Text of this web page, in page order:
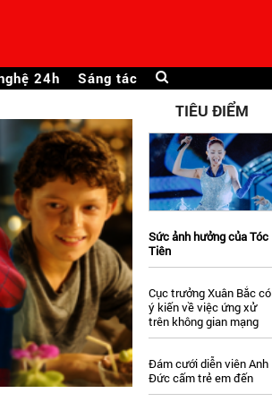
24h
Sáng tác
TIÊU ĐIỂM
Sức ảnh hưởng của Tóc
Tiên
Cục trưởng Xuân Bắc có
ý kiến về việc ứng xử
trên không gian mạng
Đám cưới diễn viên Anh
Đức cấm trẻ em đến